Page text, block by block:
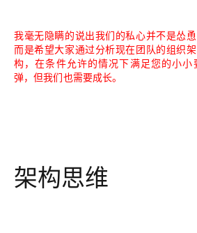
我毫无隐瞒的说出我们的私心并不是怂
而是希望大家通过分析现在团队的组织
构，在条件允许的情况下满足您的小
弹，但我们也需要成长。
架构思维